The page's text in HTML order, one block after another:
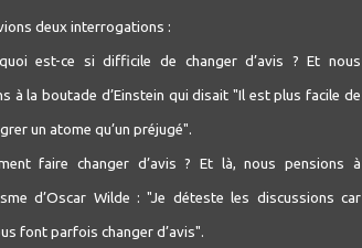
deux interrogations :
est-ce si difficile de changer d’avis ? Et nous
à la boutade d’Einstein qui disait "Il est plus facile de
un atome qu’un préjugé".
faire changer d’avis ? Et là, nous pensions à
d’Oscar Wilde : "Je déteste les discussions car
font parfois changer d’avis".